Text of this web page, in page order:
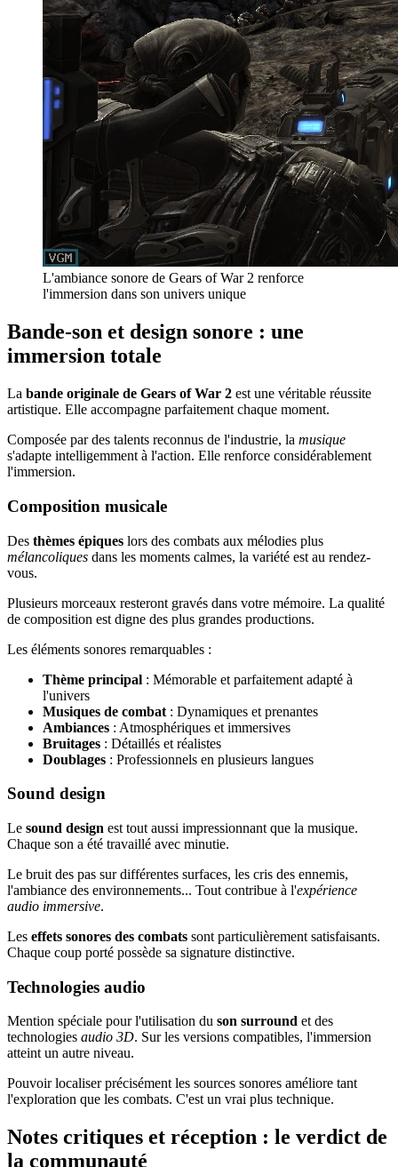
L'ambiance sonore de Gears of War 2 renforce
l'immersion dans son univers unique
Bande-son et design sonore : une
immersion totale
La bande originale de Gears of War 2 est une véritable réussite
artistique. Elle accompagne parfaitement chaque moment.
Composée par des talents reconnus de l'industrie, la musique
s'adapte intelligemment à l'action. Elle renforce considérablement
l'immersion.
Composition musicale
Des thèmes épiques lors des combats aux mélodies plus
mélancoliques dans les moments calmes, la variété est au rendez-
vous.
Plusieurs morceaux resteront gravés dans votre mémoire. La qualité
de composition est digne des plus grandes productions.
Les éléments sonores remarquables :
Thème principal : Mémorable et parfaitement adapté à
l'univers
Musiques de combat : Dynamiques et prenantes
Ambiances : Atmosphériques et immersives
Bruitages : Détaillés et réalistes
Doublages : Professionnels en plusieurs langues
Sound design
Le sound design est tout aussi impressionnant que la musique.
Chaque son a été travaillé avec minutie.
Le bruit des pas sur différentes surfaces, les cris des ennemis,
l'ambiance des environnements... Tout contribue à l'expérience
audio immersive.
Les effets sonores des combats sont particulièrement satisfaisants.
Chaque coup porté possède sa signature distinctive.
Technologies audio
Mention spéciale pour l'utilisation du son surround et des
technologies audio 3D. Sur les versions compatibles, l'immersion
atteint un autre niveau.
Pouvoir localiser précisément les sources sonores améliore tant
l'exploration que les combats. C'est un vrai plus technique.
Notes critiques et réception : le verdict de
la communauté